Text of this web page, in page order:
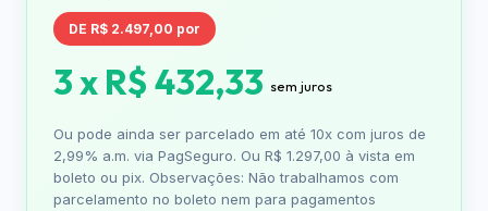
DE R$ 2.497,00 por
3 x R$ 432,33 sem juros
Ou pode ainda ser parcelado em até 10x com juros de
2,99% a.m. via PagSeguro. Ou R$ 1.297,00 à vista em
boleto ou pix. Observações: Não trabalhamos com
parcelamento no boleto nem para pagamentos